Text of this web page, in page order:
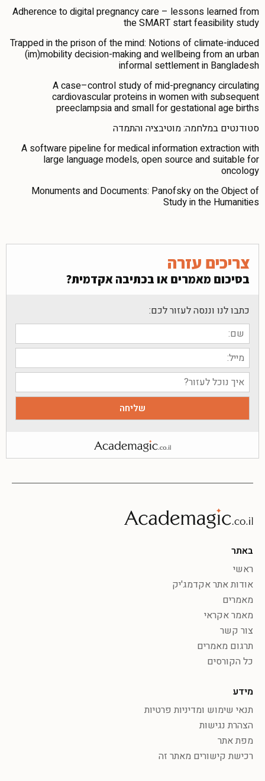
Adherence to digital pregnancy care – lessons learned from
the SMART start feasibility study
Trapped in the prison of the mind: Notions of climate-induced
(im)mobility decision-making and wellbeing from an urban
informal settlement in Bangladesh
A case–control study of mid-pregnancy circulating
cardiovascular proteins in women with subsequent
preeclampsia and small for gestational age births
סטודנטים במלחמה: מוטיבציה והתמדה
A software pipeline for medical information extraction with
large language models, open source and suitable for
oncology
Monuments and Documents: Panofsky on the Object of
Study in the Humanities
צריכים עזרה
בסיכום מאמרים או בכתיבה אקדמית?
כתבו לנו וננסה לעזור לכם:
באתר
ראשי
אודות אתר אקדמג'יק
מאמרים
מאמר אקראי
צור קשר
תרגום מאמרים
כל הקורסים
מידע
תנאי שימוש ומדיניות פרטיות
הצהרת נגישות
מפת אתר
רכישת קישורים מאתר זה